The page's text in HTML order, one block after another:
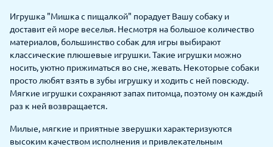
Игрушка "Мишка с пищалкой" порадует Вашу собаку и
доставит ей море веселья. Несмотря на большое количество
материалов, большинство собак для игры выбирают
классические плюшевые игрушки. Такие игрушки можно
носить, уютно прижиматься во сне, жевать. Некоторые собаки
просто любят взять в зубы игрушку и ходить с ней повсюду.
Мягкие игрушки сохраняют запах питомца, поэтому он каждый
раз к ней возвращается.
Милые, мягкие и приятные зверушки характеризуются
высоким качеством исполнения и привлекательным